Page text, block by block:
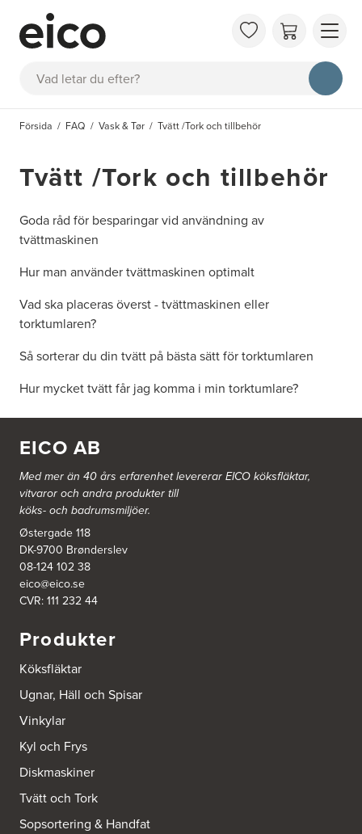
Sök
OM
FAQ
Försida FAQ Vask & Tør Tvätt /Tork och tillbehör
Tvätt /Tork och tillbehör
Goda råd för besparingar vid användning av
tvättmaskinen
Hur man använder tvättmaskinen optimalt
Vad ska placeras överst - tvättmaskinen eller
torktumlaren?
Så sorterar du din tvätt på bästa sätt för torktumlaren
Hur mycket tvätt får jag komma i min torktumlare?
EICO AB
Med mer än 40 års erfarenhet levererar EICO köksfläktar,
vitvaror och andra produkter till
köks- och badrumsmiljöer.
Østergade 118
DK-9700 Brønderslev
08-124 102 38
eico@eico.se
CVR: 111 232 44
Produkter
Köksfläktar
Ugnar, Häll och Spisar
Vinkylar
Kyl och Frys
Diskmaskiner
Tvätt och Tork
Sopsortering & Handfat